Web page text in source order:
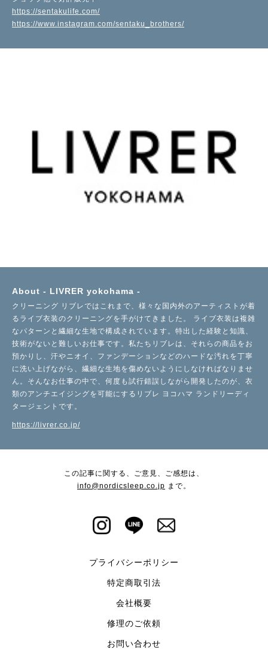
https://sentakulife.com/
https://www.instagram.com/sentaku_brothers/
About - LIVRER yokohama -
クリーニング リブレではこれまで、様々な国内外のアーティストが着
るライブ衣装のクリーニングを手がけてきました。 ライブ衣装は複雑
なパターンと繊細な生地で構成されています。特出した経験と知識、
技術がないと難しいお仕事です。 私たちリブレは、それらの商品をお
預かりし、汗やニオイ、ファンデーションなどのハードな汚れを丁寧
に洗い上げながら、繊細な生地を傷めないようにしなければなりませ
ん。そんなお仕事の中で、何度も試行錯誤しながら開発したのが、衣
類のアンチエイジングを可能にするリブレ ヨコハマ ランドリーディ
タージェントです。
https://livrer.co.jp/
この記事に関する、ご意見、ご感想は、
info@nordicsleep.co.jp まで。
プライバシーポリシー
特定商取引法
会社概要
修理のご依頼
お問い合わせ